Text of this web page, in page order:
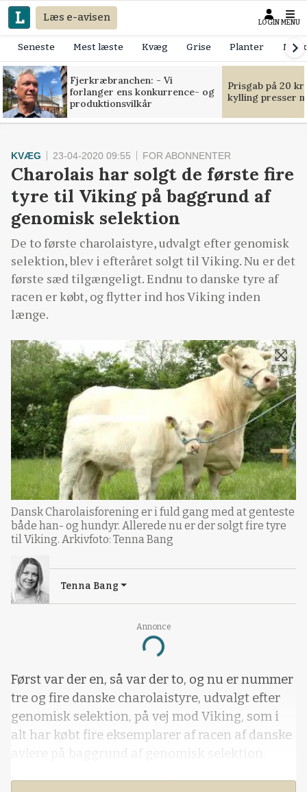
Læs e-avisen LOGIN MENU
Seneste Mest læste Kvæg Grise Planter
Fjerkræbranchen: - Vi
forlanger ens konkurrence- og
produktionsvilkår
Prisgab på 20
kylling presser
Annonce
Loading...
KVÆG 23-04-2020 09:55 FOR ABONNENTER
Charolais har solgt de første fire
tyre til Viking på baggrund af
genomisk selektion
De to første charolaistyre, udvalgt efter genomisk
selektion, blev i efteråret solgt til Viking. Nu er det
første sæd tilgængeligt. Endnu to danske tyre af
racen er købt, og flytter ind hos Viking inden
længe.
Dansk Charolaisforening er i fuld gang med at genteste
både han- og hundyr. Allerede nu er der solgt fire tyre
til Viking. Arkivfoto: Tenna Bang
Tenna Bang
Først var der en, så var der to, og nu er nummer
tre og fire danske charolaistyre, udvalgt efter
genomisk selektion, på vej mod Viking, som i
alt har købt fire eksemplarer af racen af danske
avlere på baggrund af genomisk selektion.
Det sker kun et år efter, at Dansk